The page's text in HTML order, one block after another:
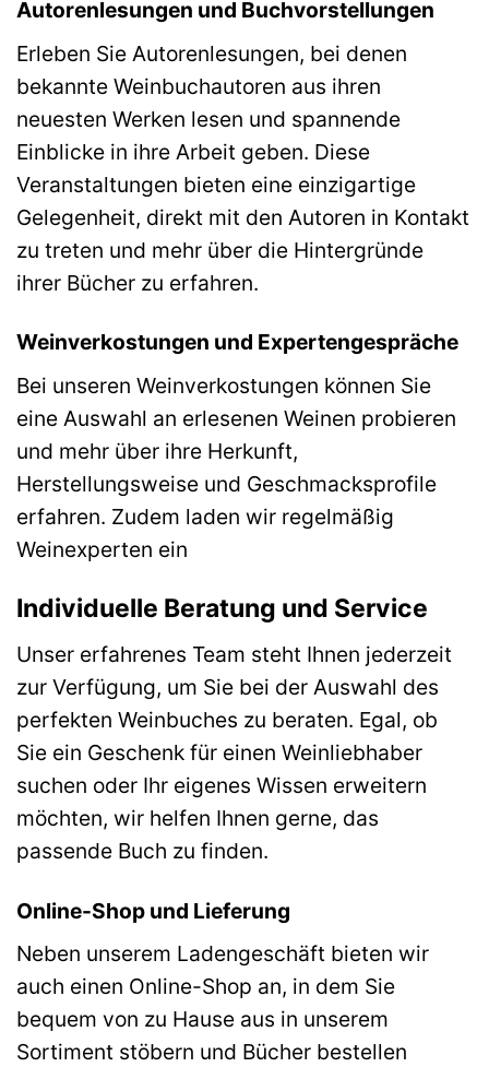
Autorenlesungen und Buchvorstellungen
Erleben Sie Autorenlesungen, bei denen
bekannte Weinbuchautoren aus ihren
neuesten Werken lesen und spannende
Einblicke in ihre Arbeit geben. Diese
Veranstaltungen bieten eine einzigartige
Gelegenheit, direkt mit den Autoren in Kontakt
zu treten und mehr über die Hintergründe
ihrer Bücher zu erfahren.
Weinverkostungen und Expertengespräche
Bei unseren Weinverkostungen können Sie
eine Auswahl an erlesenen Weinen probieren
und mehr über ihre Herkunft,
Herstellungsweise und Geschmacksprofile
erfahren. Zudem laden wir regelmäßig
Weinexperten ein
Individuelle Beratung und Service
Unser erfahrenes Team steht Ihnen jederzeit
zur Verfügung, um Sie bei der Auswahl des
perfekten Weinbuches zu beraten. Egal, ob
Sie ein Geschenk für einen Weinliebhaber
suchen oder Ihr eigenes Wissen erweitern
möchten, wir helfen Ihnen gerne, das
passende Buch zu finden.
Online-Shop und Lieferung
Neben unserem Ladengeschäft bieten wir
auch einen Online-Shop an, in dem Sie
bequem von zu Hause aus in unserem
Sortiment stöbern und Bücher bestellen